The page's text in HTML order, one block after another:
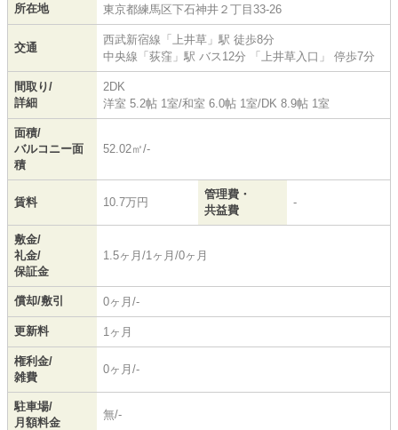
所在地 東京都練馬区下石神井 ２丁目33-26
交通
西武新宿線 「 上井草 」駅 徒歩8分
中央線 「 荻窪 」駅 バス12分 「上井草入口」 停歩7分
間取り/
詳細
2DK
洋室 5.2帖 1室/和室 6.0帖 1室/DK 8.9帖 1室
面積/
バルコニー面
積
52.02㎡/-
賃料 10.7万円
管理費・
共益費
-
敷金/
礼金/
保証金
1.5ヶ月/1ヶ月/0ヶ月
償却/敷引 0ヶ月/-
更新料 1ヶ月
権利金/
雑費
0ヶ月/-
駐車場/
月額料金
無/-